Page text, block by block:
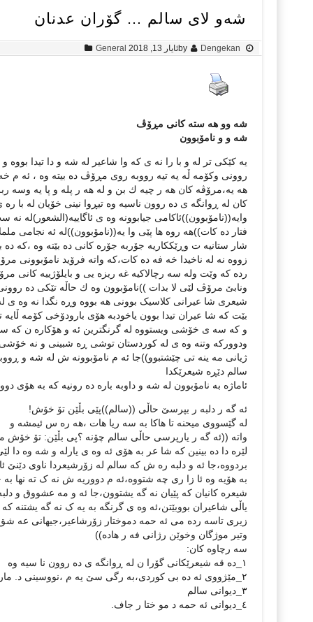
شه‌و لای سالم … گۆران عدنان
by Dengekan ئایار 13, 2018 General
شه وو هه سته کانی مڕۆڤ
شە و و نامۆبوون
يه كێكى تر له و با را نه ى كه وا شاعير له شه و دا تيدا بووه
روونی وكۆمه ڵه یه تیه رووبه روی مڕۆڤ ده بیته وه ، ئه م
هه يه،مرۆڤه كان هه ر چيه ك بن و له هه ر پله و پا يه وسه
كان له ڕوانگه ی ده روون ناسيه وه تيڕوا نینی خۆیان له با
وايه((نامۆبوون))ئاكامی جیابوونه وه ی ئاگاييه(الشعور)له
فتار ده كات))هه روه ها پێى وا يه((نامۆبوون))له ئه نجامى
شار ستانيه ت وڕێککاریه جۆربه جۆره كانی ده بێته وه ،كه
زووه نه له ناخيدا خه فه ده كات،كه واته فرۆید نامۆبوونى
رده كه وێت وله سه رچالاكيه غه ريزه يى و بايلۆژییه کانی
ونابێ مرۆڤ لێی لا بدات ))نامۆبوون وه ك حاڵه تێکی ده
شیعری شا عیرانی کلاسیک بوونی هه بووه وڕه نگدا نه وه ی
بێت كه شا عیران تیدا بوون یاخودبە هۆی بارودۆخی کۆمه
و كه سه ى خۆشی ویستووه له گرنگترين ئه و هۆكاره ن كه
ودووركه وتنه وه ی له کوردستان توشى ڕه شبینی و نه خۆشی
ژیانی مه ینه تی چێشتبوو))جا ئه م نامۆبوونه ش له شه و
سالم دێڕه شيعرێكدا
ئاماژه به نامۆبوون له شه و داوبه باره ده رونیه كه به هۆی
ئه گه ر دلبه ر بپرسێ حاڵی ((سالم))پێی بڵێن تۆ خۆش!
له گێسووی میحنه تا هاكا بە سە ریا هات ،هه ره س ئیمشه و
واته ((ئه گه ر یارپرسی حاڵی سالم چۆنه ؟پی بڵێن: تۆ
لێره دا ده بینین که شا عر به هۆی ئه وه ی یارله و شه وه دا
بردووه،جا ئه و دلبه ره ش كه سالم له زۆرشیعردا ناوی
به هۆیه وه ئا زا ری چه شتووه،ئه م دووریه ش نه ک ته نها
شیعره کانیان كه پێیان نه گه یشتوون،جا ئه و مه عشووق و
یاڵی شاعیران بووبێتن،ئه وه ی گرنگه به یه ک نه گه یشتنه
زیری تاسه رده می ئه حمه دموختار زۆرشاعیر،جیهانی عه
وتیر موژگان وخوێن رژانی فه ر هاده))
سه رچاوه كان:
۱_ده قه شیعرێکانی گۆرا ن له ڕوانگه ی ده روون نا سیه وه
۲_مێژووی ئه ده بی کوردی،به رگی سێ یه م ،نووسينى د. مارف خه زنه دار
۳_دیوانی سالم
٤_دیوانی ئه حمه د مو ختا ر جاف.